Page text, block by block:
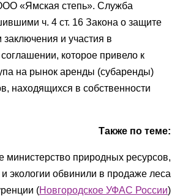
«Ямская степь». Служба
ч. 4 ст. 16 Закона о защите
заключения и участия в
которое привело к
на рынок аренды (субаренды)
находящихся в собственности
Также по теме:
министерство природных ресурсов,
и экологии обвинили в продаже леса
(Новгородское УФАС России)